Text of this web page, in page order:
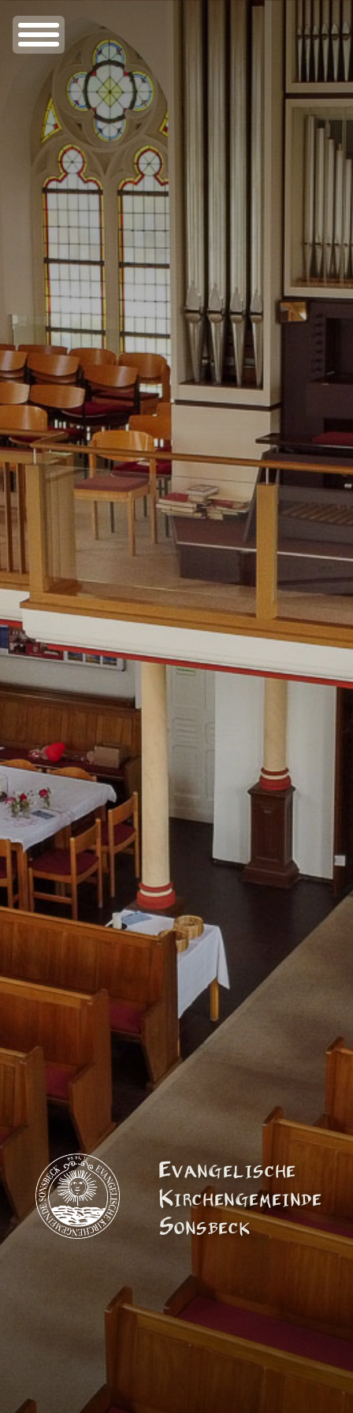
Evangelische
Kirchengemeinde
Sonsbeck